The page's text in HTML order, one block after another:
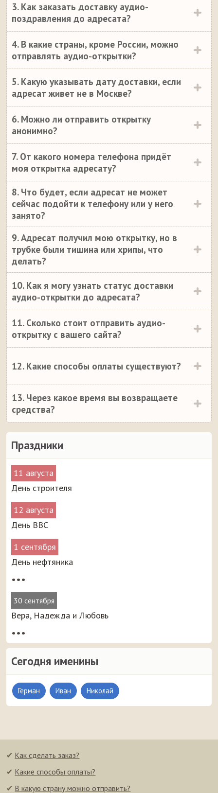
Праздники
11 августа
День строителя
12 августа
День ВВС
1 сентября
День нефтяника
•••
30 сентября
Вера, Надежда и Любовь
•••
Сегодня именины
Герман Иван Николай
3. Как заказать доставку аудио-
поздравления до адресата?
4. В какие страны, кроме России, можно
отправлять аудио-открытки?
5. Какую указывать дату доставки, если
адресат живет не в Москве?
6. Можно ли отправить открытку
анонимно?
7. От какого номера телефона придёт
моя открытка адресату?
8. Что будет, если адресат не может
сейчас подойти к телефону или у него
занято?
9. Адресат получил мою открытку, но в
трубке были тишина или хрипы, что
делать?
10. Как я могу узнать статус доставки
аудио-открытки до адресата?
11. Сколько стоит отправить аудио-
открытку с вашего сайта?
12. Какие способы оплаты существуют?
13. Через какое время вы возвращаете
средства?
✔ Как сделать заказ?
✔ Какие способы оплаты?
✔ В какую страну можно отправить?